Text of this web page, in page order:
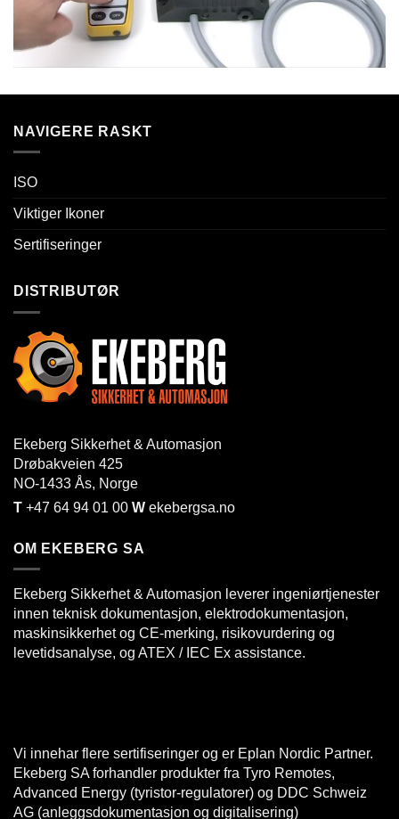
NAVIGERE RASKT
ISO
Viktiger Ikoner
Sertifiseringer
DISTRIBUTØR
Ekeberg Sikkerhet & Automasjon
Drøbakveien 425
NO-1433 Ås, Norge
T +47 64 94 01 00 W ekebergsa.no
OM EKEBERG SA
Ekeberg Sikkerhet & Automasjon leverer ingeniørtjenester
innen teknisk dokumentasjon, elektrodokumentasjon,
maskinsikkerhet og CE-merking, risikovurdering og
levetidsanalyse, og ATEX / IEC Ex assistance.
Vi innehar flere sertifiseringer og er Eplan Nordic Partner.
Ekeberg SA forhandler produkter fra Tyro Remotes,
Advanced Energy (tyristor-regulatorer) og DDC Schweiz
AG (anleggsdokumentasjon og digitalisering)